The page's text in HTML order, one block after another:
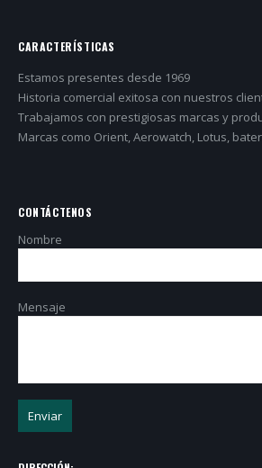
CARACTERÍSTICAS
Estamos presentes desde 1969
Historia comercial exitosa con nuestros
Trabajamos con prestigiosas marcas y
Marcas como Orient, Aerowatch, Lotus,
CONTÁCTENOS
Nombre
Mensaje